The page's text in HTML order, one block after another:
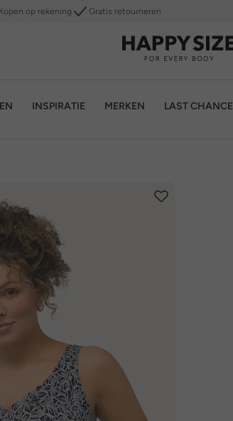
Kopen op rekening Gratis retourneren
INSPIRATIE MERKEN LAST CHANCE